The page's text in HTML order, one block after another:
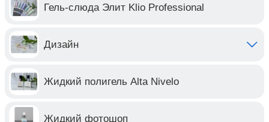
Гель-слюда Элит Klio Professional
Дизайн
Жидкий полигель Alta Nivelo
Жидкий фотошоп